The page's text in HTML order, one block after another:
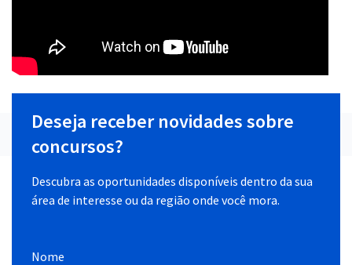
Deseja receber novidades sobre
concursos?
Descubra as oportunidades disponíveis dentro da sua
área de interesse ou da região onde você mora.
Nome